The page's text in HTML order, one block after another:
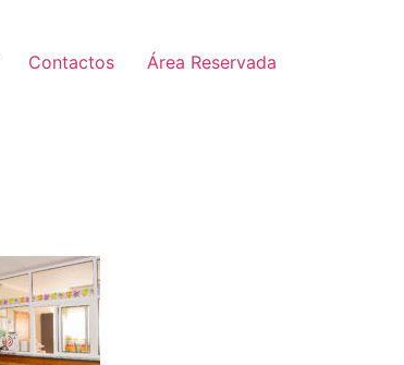
Contactos Área Reservada